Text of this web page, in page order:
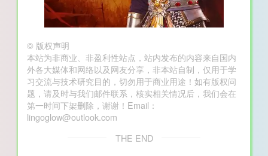
© 版权声明
本站为非商业、非盈利性站点，站内发布的内容来自国内
外各大媒体和网络以及网友分享，非本站自制，仅用于学
习交流与技术研究目的，切勿用于商业用途！如有版权问
题，请及时与我们邮件联系，核实相关情况后，我们会在
第一时间下架删除，谢谢！Email：
lingoglow@outlook.com
THE END